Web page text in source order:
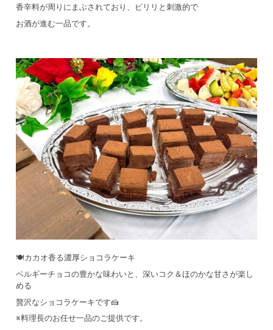
香辛料が周りにまぶされており、ピリリと刺激的で
お酒が進む一品です。
🍽️カカオ香る濃厚ショコラケーキ
ベルギーチョコの豊かな味わいと、深いコク＆ほのかな甘さが楽し
める
贅沢なショコラケーキです🍰
※料理長のお任せ一品のご提供です。